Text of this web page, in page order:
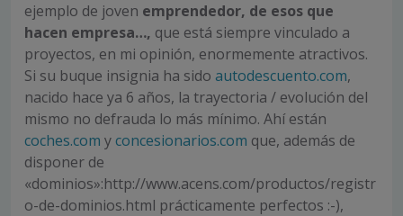
ejemplo de joven emprendedor, de esos que
hacen empresa…, que está siempre vinculado a
proyectos, en mi opinión, enormemente atractivos.
Si su buque insignia ha sido autodescuento.com,
nacido hace ya 6 años, la trayectoria / evolución del
mismo no defrauda lo más mínimo. Ahí están
coches.com yconcesionarios.com que, además de
disponer de
«dominios»:http://www.acens.com/productos/registr
o-de-dominios.html prácticamente perfectos :-),